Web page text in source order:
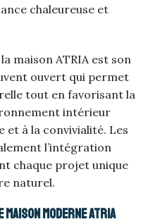
chaleureuse et
maison ATRIA est son
ouvert qui permet
tout en favorisant la
intérieur
et à la convivialité. Les
l’intégration
chaque projet unique
naturel.
moderne ATRIA